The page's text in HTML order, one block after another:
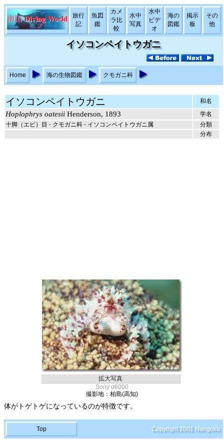
旅行
記
魚図
鑑
カメ
ラ比
較
水中
写真
水中
ビデ
オ
海の
図鑑
掲示
板
その
他
イソコンペイトウガニ
Home 海の生物図鑑 クモガニ科
イソコンペイトウガニ 和名
Hoplophrys oatesii Henderson, 1893
学名
十脚（エビ）目 - クモガニ科 - イソコンペイトウガニ属
分類
分布
拡大写真
Sony α6000
撮影地：柏島(高知)
体がトゲトゲになっているのが特徴です。
Top Copyright 2001 Nangoku